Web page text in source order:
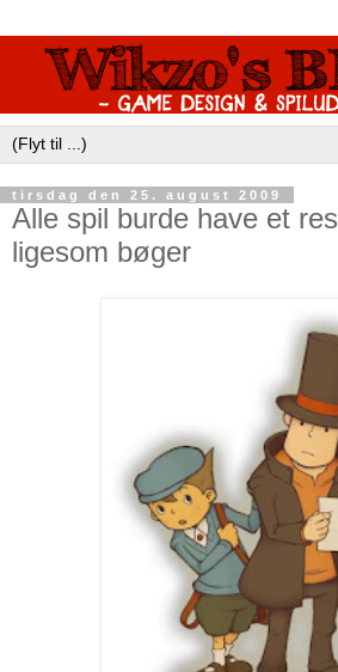
tirsdag den 25. august 2009
Alle spil burde have et
ligesom bøger